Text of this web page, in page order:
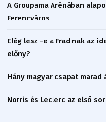
A Groupama Arénában
Ferencváros
Elég lesz -e a Fradinak az
előny?
Hány magyar csapat marad
Norris és Leclerc az első